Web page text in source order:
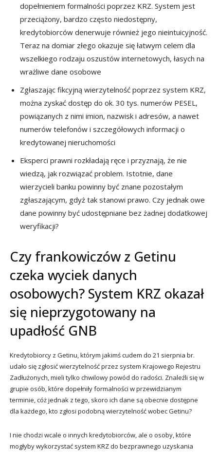
dopełnieniem formalności poprzez KRZ. System jest
przeciążony, bardzo często niedostępny,
kredytobiorców denerwuje również jego nieintuicyjność.
Teraz na domiar złego okazuje się łatwym celem dla
wszelkiego rodzaju oszustów internetowych, łasych na
wrażliwe dane osobowe
Zgłaszając fikcyjną wierzytelność poprzez system KRZ,
można zyskać dostęp do ok. 30 tys. numerów PESEL,
powiązanych z nimi imion, nazwisk i adresów, a nawet
numerów telefonów i szczegółowych informacji o
kredytowanej nieruchomości
Eksperci prawni rozkładają ręce i przyznają, że nie
wiedzą, jak rozwiązać problem. Istotnie, dane
wierzycieli banku powinny być znane pozostałym
zgłaszającym, gdyż tak stanowi prawo. Czy jednak owe
dane powinny być udostępniane bez żadnej dodatkowej
weryfikacji?
Czy frankowiczów z Getinu
czeka wyciek danych
osobowych? System KRZ okazał
się nieprzygotowany na
upadłość GNB
Kredytobiorcy z Getinu, którym jakimś cudem do 21 sierpnia br.
udało się zgłosić wierzytelność przez system Krajowego Rejestru
Zadłużonych, mieli tylko chwilowy powód do radości. Znaleźli się w
grupie osób, które dopełniły formalności w przewidzianym
terminie, cóż jednak z tego, skoro ich dane są obecnie dostępne
dla każdego, kto zgłosi podobną wierzytelność wobec Getinu?
I nie chodzi wcale o innych kredytobiorców, ale o osoby, które
mogłyby wykorzystać system KRZ do bezprawnego uzyskania